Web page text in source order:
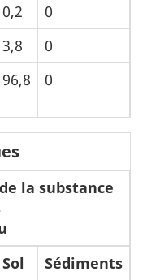
0,2
0
3,8
0
96,8 0
la substance
Sol
Sédiments